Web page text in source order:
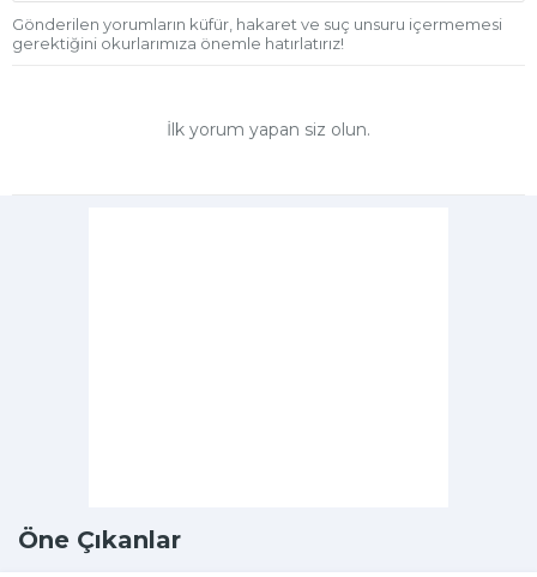
Gönderilen yorumların küfür, hakaret ve suç unsuru içermemesi
gerektiğini okurlarımıza önemle hatırlatırız!
İlk yorum yapan siz olun.
Öne Çıkanlar